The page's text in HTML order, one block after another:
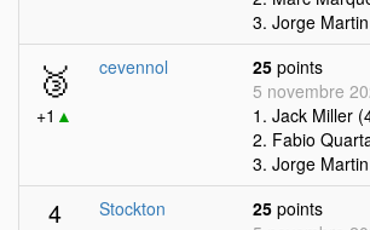
3. Jorge
🥉
+1 ▲
cevennol 25 points
5 novembre
1. Jack Miller
2. Fabio
3. Jorge
4 Stockton 25 points